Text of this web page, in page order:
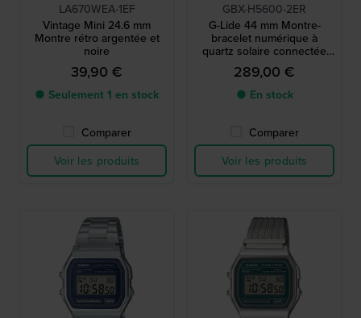
LA670WEA-1EF
Vintage Mini 24.6 mm
Montre rétro argentée et
noire
39,90 €
● Seulement 1 en stock
Comparer
Voir les produits
GBX-H5600-2ER
G-Lide 44 mm Montre-
bracelet numérique à
quartz solaire connectée
via Bluetooth avec
affichage MIP
289,00 €
● En stock
Comparer
Voir les produits